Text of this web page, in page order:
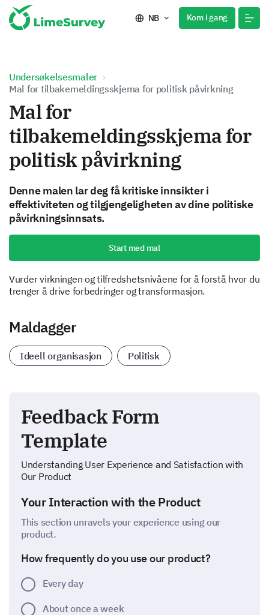
NB Kom i gang
Undersøkelsesmaler
Mal for tilbakemeldingsskjema for politisk påvirkning
Mal for
tilbakemeldingsskjema for
politisk påvirkning
Denne malen lar deg få kritiske innsikter i
effektiviteten og tilgjengeligheten av dine politiske
påvirkningsinnsats.
Start med mal
Vurder virkningen og tilfredshetsnivåene for å forstå hvor du
trenger å drive forbedringer og transformasjon.
Maldagger
Ideell organisasjon Politisk
Feedback Form
Template
Understanding User Experience and Satisfaction with
Our Product
Your Interaction with the Product
This section unravels your experience using our
product.
How frequently do you use our product?
Every day
About once a week